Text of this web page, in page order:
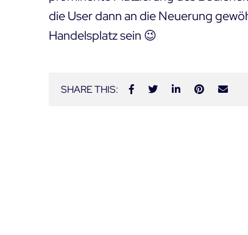
die User dann an die Neuerung
Handelsplatz sein 😉
SHARE THIS: